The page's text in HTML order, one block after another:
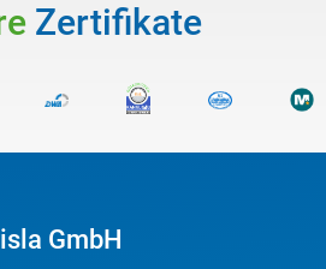
Zertifikate
GmbH